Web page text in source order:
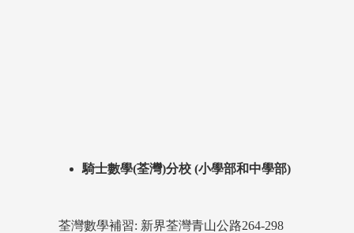
騎士數學(荃灣)分校 (小學部和中學部)
荃灣數學補習: 新界荃灣青山公路264-298